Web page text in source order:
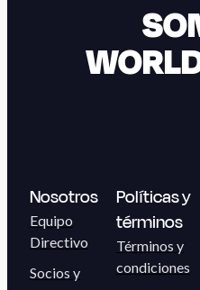
Nosotros
Equipo
Directivo
Socios y
Políticas y
términos
Términos y
condiciones